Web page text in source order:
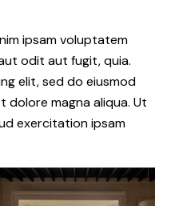
ipsam voluptatem
odit aut fugit, quia.
elit, sed do eiusmod
magna aliqua. Ut
exercitation ipsam